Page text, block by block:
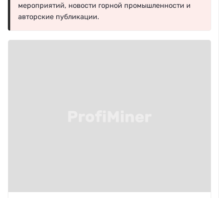
мероприятий, новости горной промышленности и
авторские публикации.